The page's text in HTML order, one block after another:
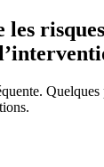
Quelques